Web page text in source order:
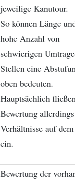
jeweilige Kanutour.
So können Länge
hohe Anzahl von
schwierigen
Stellen eine
oben bedeuten.
Hauptsächlich
Bewertung
Verhältnisse auf
ein.
Bewertung der